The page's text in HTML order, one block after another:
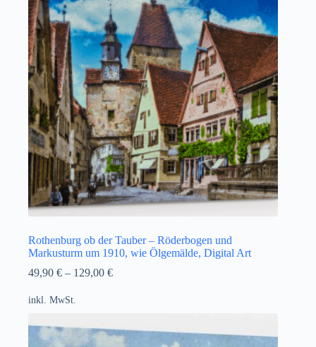
Rothenburg ob der Tauber – Röderbogen und
Markusturm um 1910, wie Ölgemälde, Digital Art
49,90 € – 129,00 €
inkl. MwSt.